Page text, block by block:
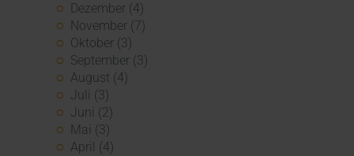
Dezember (4)
November (7)
Oktober (3)
September (3)
August (4)
Juli (3)
Juni (2)
Mai (3)
April (4)